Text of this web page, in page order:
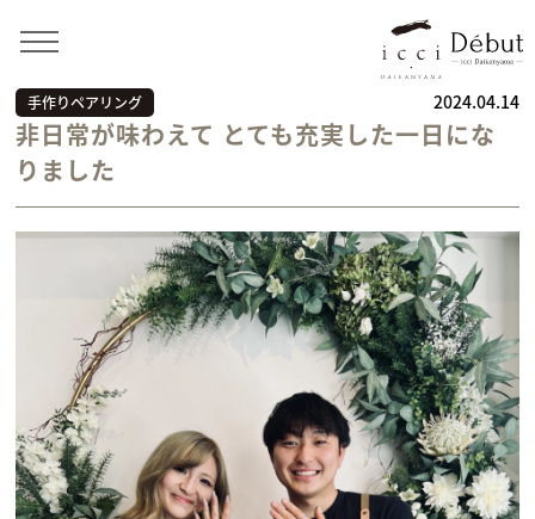
Home > 非日常が味わ
えて とても充実した一日になりました
手作りペアリング 2024.04.14
非日常が味わえて とても充実した一日にな
りました